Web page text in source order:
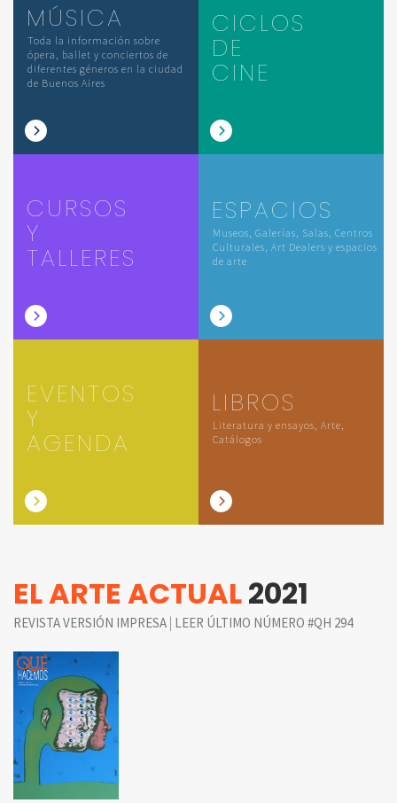
MÚSICA
Toda la información sobre
ópera, ballet y conciertos de
diferentes géneros en la ciudad
de Buenos Aires
CICLOS
DE
CINE
CURSOS
Y
TALLERES
ESPACIOS
Museos, Galerías, Salas, Centros
Culturales, Art Dealers y espacios
de arte
EVENTOS
Y
AGENDA
LIBROS
Literatura y ensayos, Arte,
Catálogos
EL ARTE ACTUAL2021
REVISTA VERSIÓN IMPRESA | LEER ÚLTIMO NÚMERO #QH 294